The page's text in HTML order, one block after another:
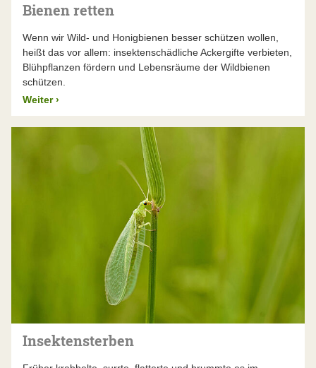
Bienen retten
Wenn wir Wild- und Honigbienen besser schützen wollen,
heißt das vor allem: insektenschädliche Ackergifte verbieten,
Blühpflanzen fördern und Lebensräume der Wildbienen
schützen.
Weiter ›
Insektensterben